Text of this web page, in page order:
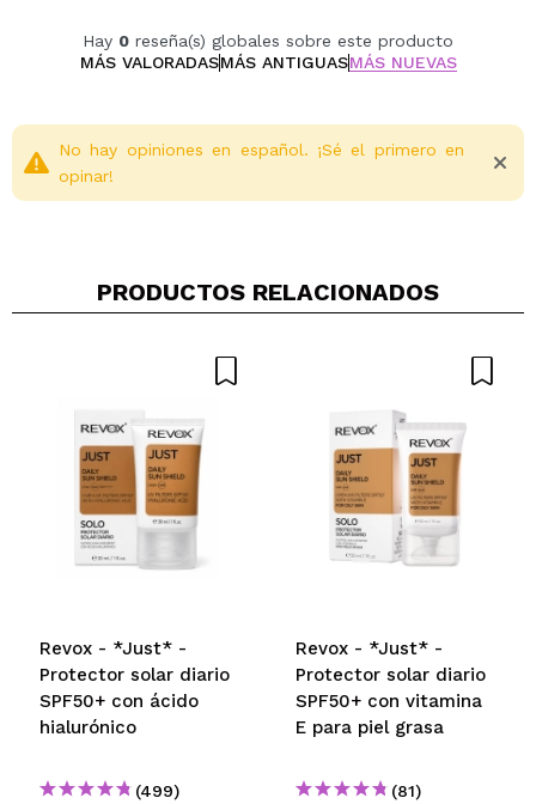
barrera cutánea
Centella Asiática: potente activo calmante que
Vegan.
Cruelty free.
Hay 0 reseña(s) globales sobre este producto
MÁS VALORADASMÁS ANTIGUASMÁS NUEVAS
Tu vídeo podría ser el primero. Imagínatelo...
¿Recomendarías su compra? Si No
5/5
No hay opiniones en español. ¡Sé el primero en
opinar!
PRODUCTOS RELACIONADOS
Revox - *Just* -
Protector solar diario
SPF50+ con ácido
hialurónico
(499)
Revox - *Just* -
Protector solar diario
SPF50+ con vitamina
E para piel grasa
(81)